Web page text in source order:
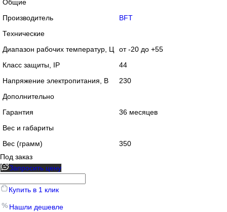
Общие
Производитель
BFT
Технические
Диапазон рабочих температур, Ц
от -20 до +55
Класс защиты, IP
44
Напряжение электропитания, В
230
Дополнительно
Гарантия
36 месяцев
Вес и габариты
Вес (грамм)
350
Под заказ
Запросить цену
Купить в 1 клик
Нашли дешевле